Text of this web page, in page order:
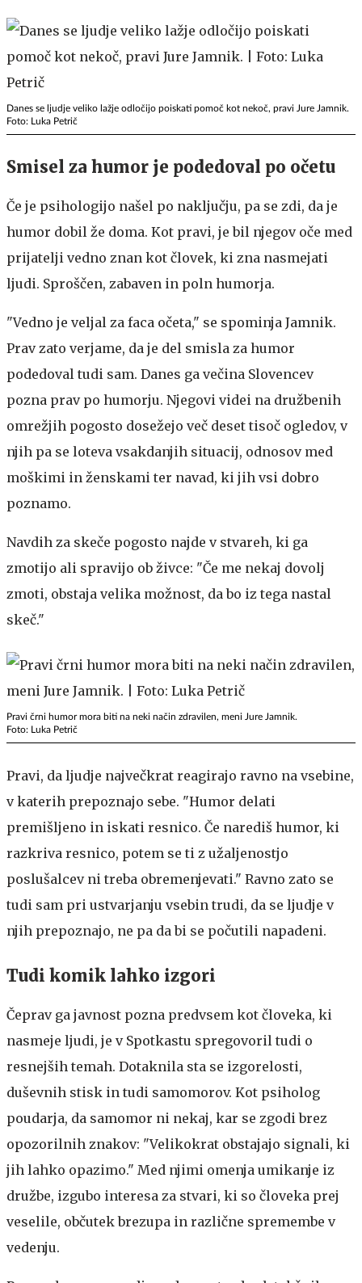
Danes se ljudje veliko lažje odločijo poiskati pomoč kot nekoč, pravi Jure Jamnik.
Foto: Luka Petrič
Smisel za humor je podedoval po očetu
Če je psihologijo našel po naključju, pa se zdi, da je
humor dobil že doma. Kot pravi, je bil njegov oče med
prijatelji vedno znan kot človek, ki zna nasmejati
ljudi. Sproščen, zabaven in poln humorja.
"Vedno je veljal za faca očeta," se spominja Jamnik.
Prav zato verjame, da je del smisla za humor
podedoval tudi sam. Danes ga večina Slovencev
pozna prav po humorju. Njegovi videi na družbenih
omrežjih pogosto dosežejo več deset tisoč ogledov, v
njih pa se loteva vsakdanjih situacij, odnosov med
moškimi in ženskami ter navad, ki jih vsi dobro
poznamo.
Navdih za skeče pogosto najde v stvareh, ki ga
zmotijo ali spravijo ob živce: "Če me nekaj dovolj
zmoti, obstaja velika možnost, da bo iz tega nastal
skeč."
Pravi črni humor mora biti na neki način zdravilen, meni Jure Jamnik.
Foto: Luka Petrič
Pravi, da ljudje največkrat reagirajo ravno na vsebine,
v katerih prepoznajo sebe. "Humor delati
premišljeno in iskati resnico. Če narediš humor, ki
razkriva resnico, potem se ti z užaljenostjo
poslušalcev ni treba obremenjevati." Ravno zato se
tudi sam pri ustvarjanju vsebin trudi, da se ljudje v
njih prepoznajo, ne pa da bi se počutili napadeni.
Tudi komik lahko izgori
Čeprav ga javnost pozna predvsem kot človeka, ki
nasmeje ljudi, je v Spotkastu spregovoril tudi o
resnejših temah. Dotaknila sta se izgorelosti,
duševnih stisk in tudi samomorov. Kot psiholog
poudarja, da samomor ni nekaj, kar se zgodi brez
opozorilnih znakov: "Velikokrat obstajajo signali, ki
jih lahko opazimo." Med njimi omenja umikanje iz
družbe, izgubo interesa za stvari, ki so človeka prej
veselile, občutek brezupa in različne spremembe v
vedenju.